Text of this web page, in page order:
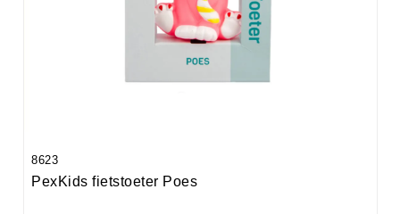
8623
PexKids fietstoeter Poes